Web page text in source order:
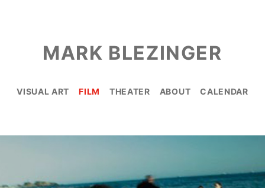
MARK BLEZINGER
VISUAL ART FILM THEATER ABOUT CALENDAR